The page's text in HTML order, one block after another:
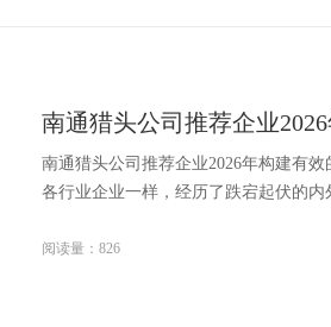
南通猎头公司推荐企业
南通猎头公司推荐企业2026年构建有
各行业企业一样，经历了跌宕起伏的
阅读量：826